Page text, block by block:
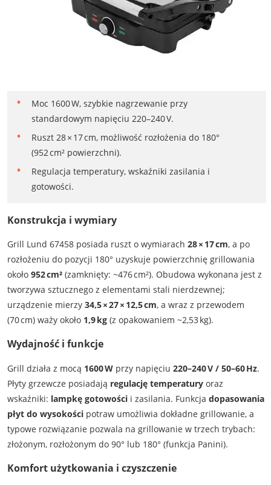
Moc 1600 W, szybkie nagrzewanie przy
standardowym napięciu 220–240 V.
Ruszt 28 × 17 cm, możliwość rozłożenia do 180°
(952 cm² powierzchni).
Regulacja temperatury, wskaźniki zasilania i
gotowości.
Konstrukcja i wymiary
Grill Lund 67458 posiada ruszt o wymiarach 28 × 17 cm, a po
rozłożeniu do pozycji 180° uzyskuje powierzchnię grillowania
około 952 cm²(zamknięty: ~476 cm²). Obudowa wykonana jest z
tworzywa sztucznego z elementami stali nierdzewnej;
urządzenie mierzy 34,5 × 27 × 12,5 cm, a wraz z przewodem
(70 cm) waży około 1,9 kg(z opakowaniem ~2,53 kg).
Wydajność i funkcje
Grill działa z mocą 1600 Wprzy napięciu 220–240 V / 50–60 Hz.
Płyty grzewcze posiadają regulację temperaturyoraz
wskaźniki: lampkę gotowościi zasilania. Funkcja dopasowania
płyt do wysokościpotraw umożliwia dokładne grillowanie, a
typowe rozwiązanie pozwala na grillowanie w trzech trybach:
złożonym, rozłożonym do 90° lub 180° (funkcja Panini).
Komfort użytkowania i czyszczenie